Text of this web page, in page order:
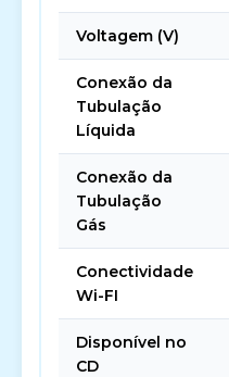
Voltagem (V)
Conexão da
Tubulação
Líquida
Conexão da
Tubulação
Gás
Conectividade
Wi-FI
Disponível no
CD